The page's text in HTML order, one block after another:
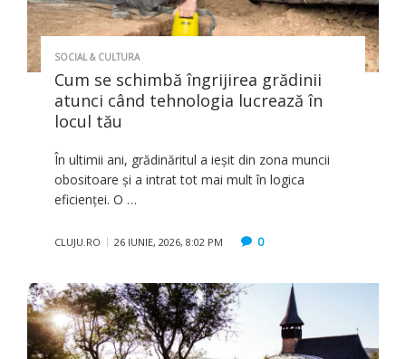
SOCIAL & CULTURA
Cum se schimbă îngrijirea grădinii
atunci când tehnologia lucrează în
locul tău
În ultimii ani, grădinăritul a ieșit din zona muncii
obositoare și a intrat tot mai mult în logica
eficienței. O …
CLUJU.RO 26 IUNIE, 2026, 8:02 PM 0